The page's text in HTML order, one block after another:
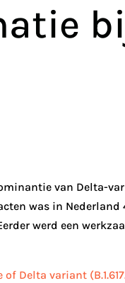
van Delta-
was in Nederland
werd een
Delta variant